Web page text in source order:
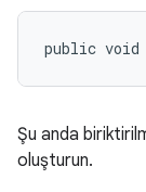
public
Şu anda
oluşturun.